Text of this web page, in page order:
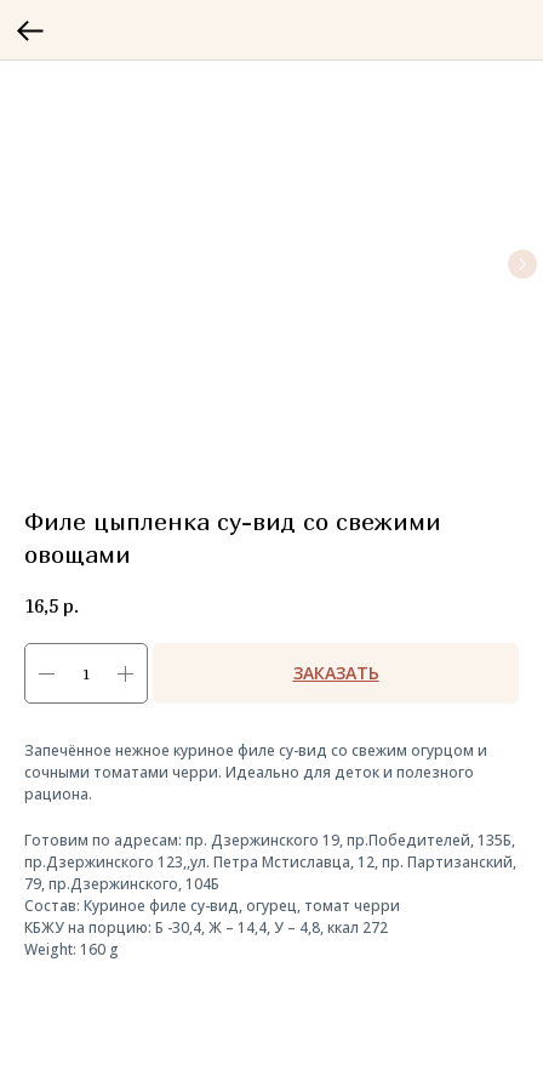
Филе цыпленка су-вид со свежими
овощами
16,5 р.
ЗАКАЗАТЬ
Запечённое нежное куриное филе су-вид со свежим огурцом и
сочными томатами черри. Идеально для деток и полезного
рациона.
Готовим по адресам: пр. Дзержинского 19, пр.Победителей, 135Б,
пр.Дзержинского 123,,ул. Петра Мстиславца, 12, пр. Партизанский,
79, пр.Дзержинского, 104Б
Состав: Куриное филе су-вид, огурец, томат черри
КБЖУ на порцию: Б -30,4, Ж – 14,4, У – 4,8, ккал 272
Weight: 160 g